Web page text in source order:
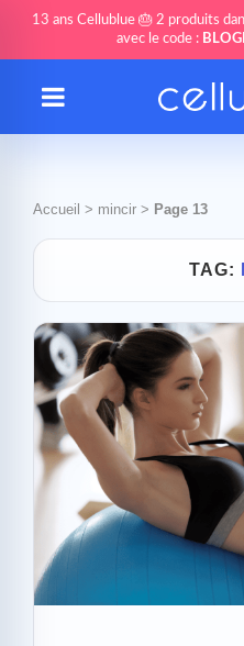
13 ans Cellublue 🎂 2 produits
avec le code :
Accueil > mincir > Page 13
TAG: